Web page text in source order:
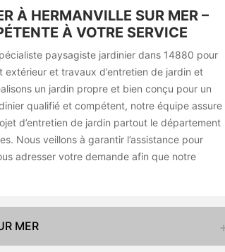
À HERMANVILLE SUR MER –
À VOTRE SERVICE
paysagiste jardinier dans 14880 pour
extérieur et travaux d’entretien de jardin et
un jardin propre et bien conçu pour un
qualifié et compétent, notre équipe assure
d’entretien de jardin partout le département
Nous veillons à garantir l’assistance pour
adresser votre demande afin que notre
MER